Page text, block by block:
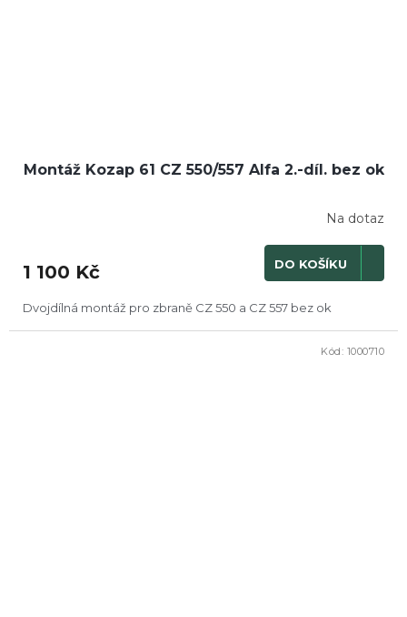
Montáž Kozap 61 CZ 550/557 Alfa 2.-díl. bez ok
Na dotaz
1 100 Kč DO KOŠÍKU
Dvojdílná montáž pro zbraně CZ 550 a CZ 557 bez ok
Kód: 1000710